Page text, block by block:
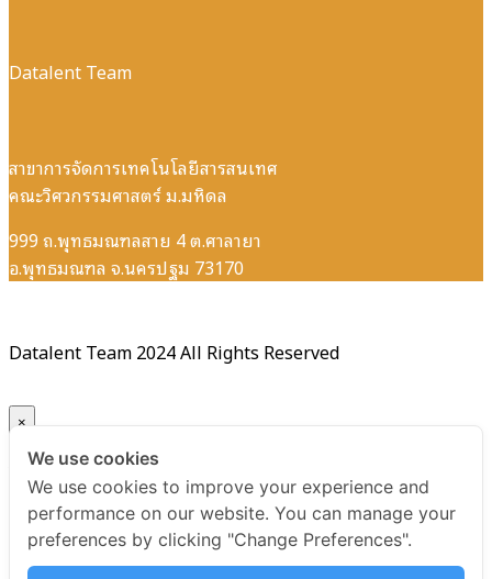
Datalent Team
สาขาการจัดการเทคโนโลยีสารสนเทศ
คณะวิศวกรรมศาสตร์ ม.มหิดล
999 ถ.พุทธมณฑลสาย 4 ต.ศาลายา
อ.พุทธมณฑล จ.นครปฐม 73170
Datalent Team 2024 All Rights Reserved
×
Your ticket for the: Introduction Data Management based
on DMBOK
Title
We use cookies
We use cookies to improve your experience and
performance on our website. You can manage your
preferences by clicking "Change Preferences".